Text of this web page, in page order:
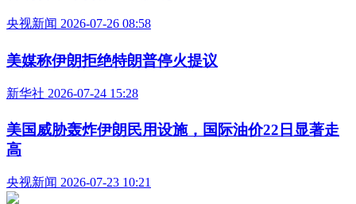
央视新闻 2026-07-26 08:58
美媒称伊朗拒绝特朗普停火提议
新华社 2026-07-24 15:28
美国威胁轰炸伊朗民用设施，国际油价22日显著走
高
央视新闻 2026-07-23 10:21